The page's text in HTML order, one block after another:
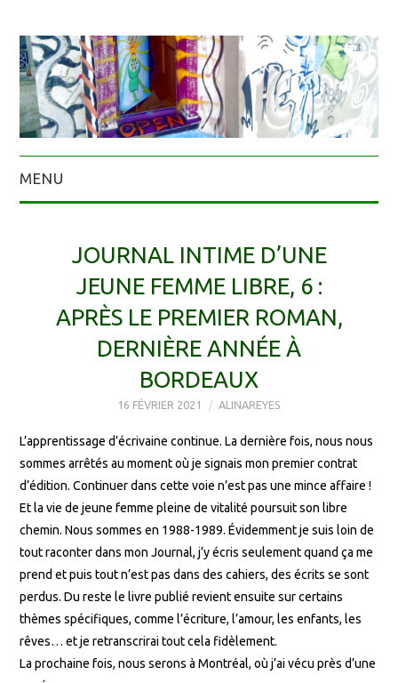
MENU
JOURNAL INTIME D’UNE
JEUNE FEMME LIBRE, 6 :
APRÈS LE PREMIER ROMAN,
DERNIÈRE ANNÉE À
BORDEAUX
16 FÉVRIER 2021 ALINAREYES
L’apprentissage d’écrivaine continue. La dernière fois, nous nous
sommes arrêtés au moment où je signais mon premier contrat
d’édition. Continuer dans cette voie n’est pas une mince affaire !
Et la vie de jeune femme pleine de vitalité poursuit son libre
chemin. Nous sommes en 1988-1989. Évidemment je suis loin de
tout raconter dans mon Journal, j’y écris seulement quand ça me
prend et puis tout n’est pas dans des cahiers, des écrits se sont
perdus. Du reste le livre publié revient ensuite sur certains
thèmes spécifiques, comme l’écriture, l’amour, les enfants, les
rêves… et je retranscrirai tout cela fidèlement.
La prochaine fois, nous serons à Montréal, où j’ai vécu près d’une